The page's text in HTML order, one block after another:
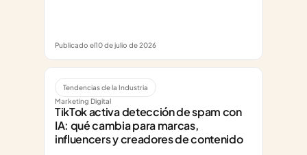
Publicado el10 de julio de 2026
Tendencias de la Industria
Marketing Digital
TikTok activa detección de spam con
IA: qué cambia para marcas,
influencers y creadores de contenido